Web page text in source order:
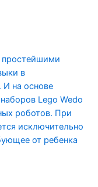
простейшими
в
И на основе
Lego Wedo
роботов. При
исключительно
от ребенка